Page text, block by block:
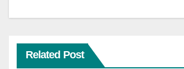
Related Post